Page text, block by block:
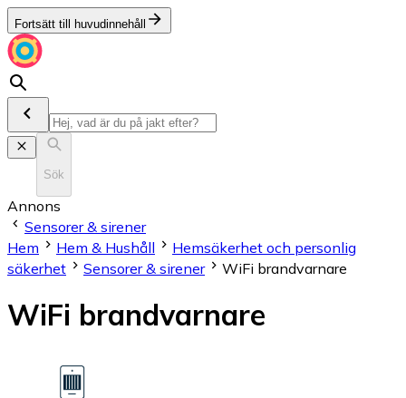
Fortsätt till huvudinnehåll
Sök
Annons
Sensorer & sirener
Hem
Hem & Hushåll
Hemsäkerhet och personlig
säkerhet
Sensorer & sirener WiFi brandvarnare
WiFi brandvarnare